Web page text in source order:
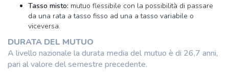
Tasso misto: mutuo flessibile con la possibilità di passare
da una rata a tasso fisso ad una a tasso variabile o
viceversa.
DURATA DEL MUTUO
A livello nazionale la durata media del mutuo è di 26,7 anni,
pari al valore del semestre precedente.